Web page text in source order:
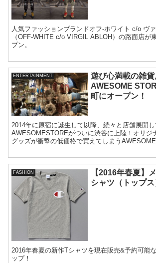
人気ファッションブランドオフ-ホワイト c/o ヴ
（OFF-WHITE c/o VIRGIL ABLOH）の路面店が
プン。
ENTERTAINMENT
遊び心満載の雑貨
AWESOME
町にオープン！
2014年に原宿に誕生して以降、続々と店舗展開
AWESOMESTOREがついに渋谷に上陸！オリジ
グッズが衝撃の低価格で買えてしまう
FASHION
【2016年春夏】
シャツ（トップ
2016年春夏の新作Tシャツを現在販売&予約可能
ップ！